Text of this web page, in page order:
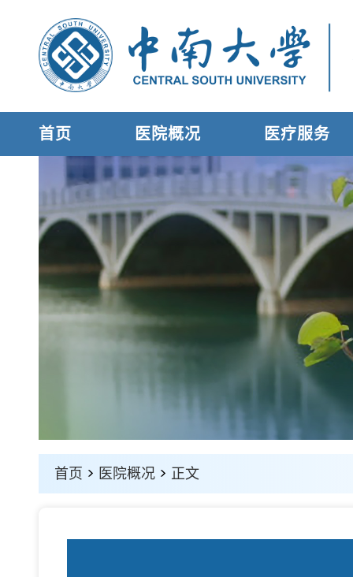
首页 医院概况 医疗服务
首页 > 医院概况 > 正文